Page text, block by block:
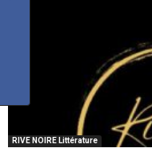
RIVE NOIRE Littérature